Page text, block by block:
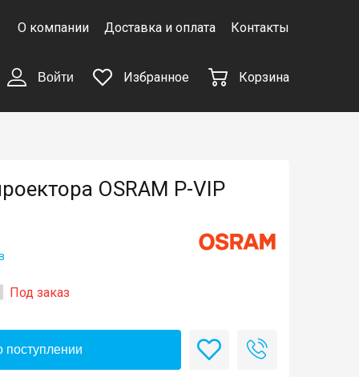
О компании Доставка и оплата Контакты
Войти Избранное Корзина
OSRAM P-VIP
Под заказ